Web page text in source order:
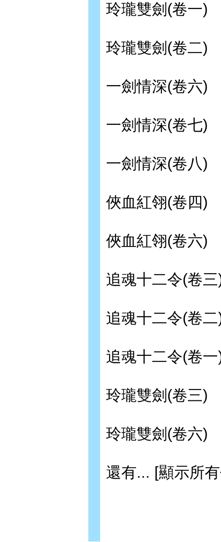
玲瓏雙劍(卷一)
玲瓏雙劍(卷二)
一劍情深(卷六)
一劍情深(卷七)
一劍情深(卷八)
俠血紅翎(卷四)
俠血紅翎(卷六)
追魂十二令(卷
追魂十二令(卷
追魂十二令(卷
玲瓏雙劍(卷三)
玲瓏雙劍(卷六)
還有... [顯示所